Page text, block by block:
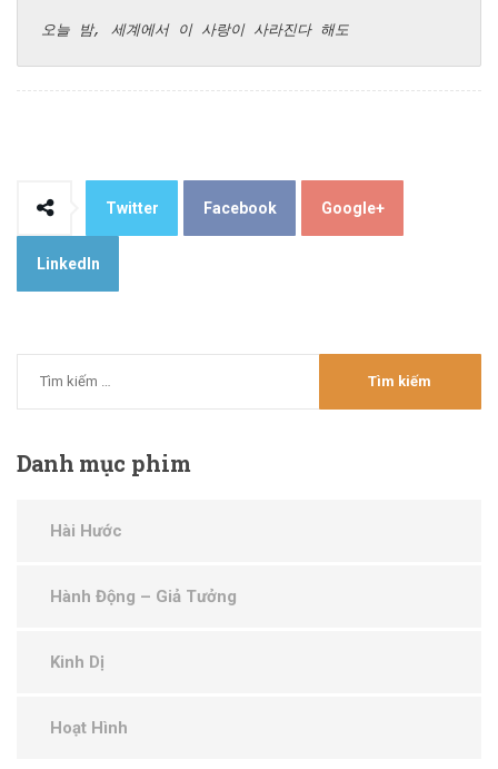
오늘 밤, 세계에서 이 사랑이 사라진다 해도
Twitter Facebook Google+
LinkedIn
Danhmục phim
Hài Hước
Hành Động – Giả Tưởng
Kinh Dị
Hoạt Hình